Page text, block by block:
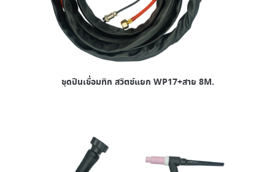
ชุดปืนเชื่อมทิก สวิตซ์แยก WP17+สาย 8M.